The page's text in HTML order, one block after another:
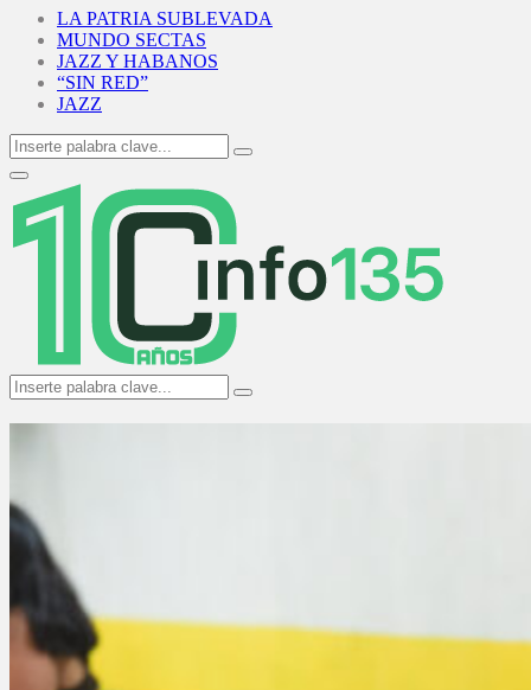
LA PATRIA SUBLEVADA
MUNDO SECTAS
JAZZ Y HABANOS
“SIN RED”
JAZZ
Search
for:
Search
Primary
Menu
Search
for:
Search